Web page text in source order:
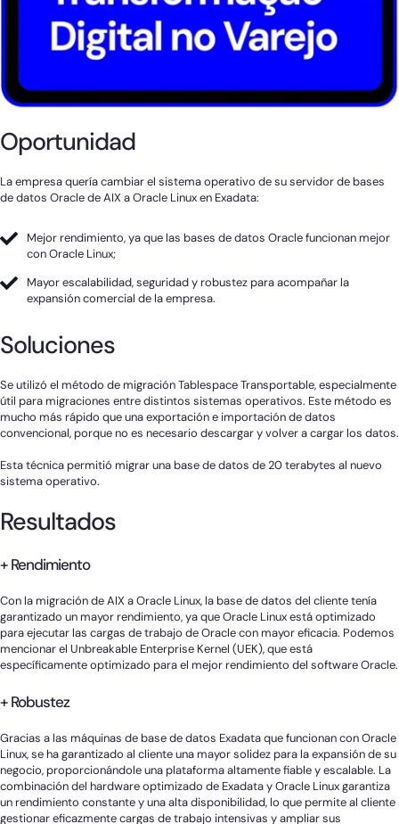
Oportunidad
La empresa quería cambiar el sistema operativo de su servidor de bases
de datos Oracle de AIX a Oracle Linux en Exadata:
Mejor rendimiento, ya que las bases de datos Oracle funcionan mejor
con Oracle Linux;
Mayor escalabilidad, seguridad y robustez para acompañar la
expansión comercial de la empresa.
Soluciones
Se utilizó el método de migración Tablespace Transportable, especialmente
útil para migraciones entre distintos sistemas operativos. Este método es
mucho más rápido que una exportación e importación de datos
convencional, porque no es necesario descargar y volver a cargar los datos.
Esta técnica permitió migrar una base de datos de 20 terabytes al nuevo
sistema operativo.
Resultados
+ Rendimiento
Con la migración de AIX a Oracle Linux, la base de datos del cliente tenía
garantizado un mayor rendimiento, ya que Oracle Linux está optimizado
para ejecutar las cargas de trabajo de Oracle con mayor eficacia. Podemos
mencionar el Unbreakable Enterprise Kernel (UEK), que está
específicamente optimizado para el mejor rendimiento del software Oracle.
+ Robustez
Gracias a las máquinas de base de datos Exadata que funcionan con Oracle
Linux, se ha garantizado al cliente una mayor solidez para la expansión de su
negocio, proporcionándole una plataforma altamente fiable y escalable. La
combinación del hardware optimizado de Exadata y Oracle Linux garantiza
un rendimiento constante y una alta disponibilidad, lo que permite al cliente
gestionar eficazmente cargas de trabajo intensivas y ampliar sus